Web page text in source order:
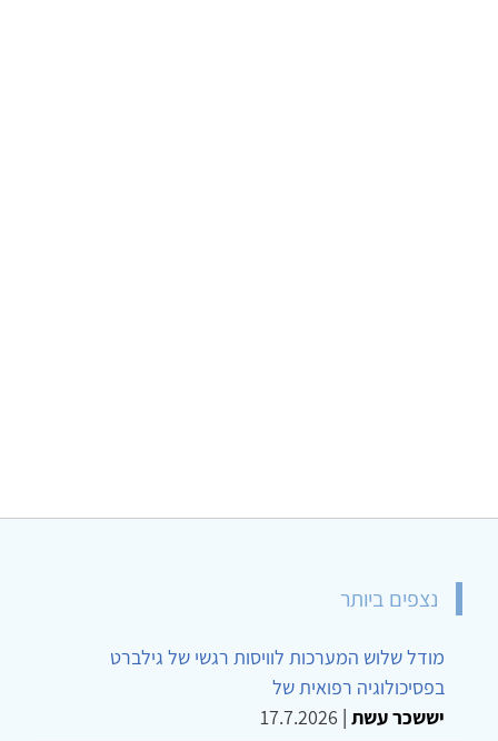
נצפים ביותר
מודל שלוש המערכות לוויסות רגשי של גילברט
בפסיכולוגיה רפואית של
יששכר עשת |
17.7.2026